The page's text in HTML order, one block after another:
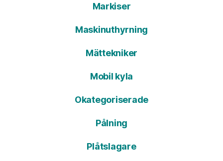
Markiser
Maskinuthyrning
Mättekniker
Mobil kyla
Okategoriserade
Pålning
Plåtslagare